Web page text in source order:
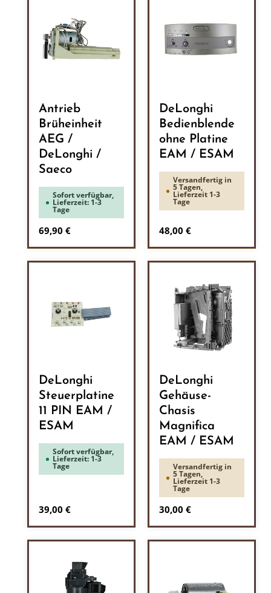
Antrieb
Brüheinheit
AEG /
DeLonghi /
Saeco
Sofort verfügbar,
Lieferzeit: 1-3
Tage
Regulärer Preis:
69,90 €
DeLonghi
Bedienblende
ohne Platine
EAM / ESAM
Versandfertig in
5 Tagen,
Lieferzeit 1-3
Tage
Regulärer Preis:
48,00 €
DeLonghi
Steuerplatine
11 PIN EAM /
ESAM
Sofort verfügbar,
Lieferzeit: 1-3
Tage
Regulärer Preis:
39,00 €
DeLonghi
Gehäuse-
Chasis
Magnifica
EAM / ESAM
Versandfertig in
5 Tagen,
Lieferzeit 1-3
Tage
Regulärer Preis:
30,00 €